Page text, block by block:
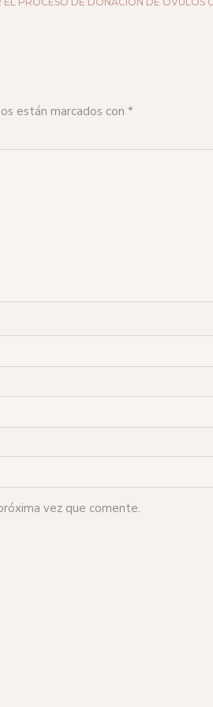
están marcados con *
vez que comente.